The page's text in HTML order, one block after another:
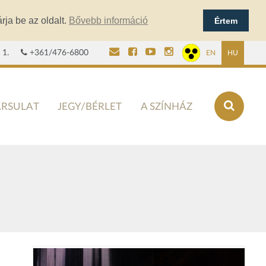
be az oldalt. Bővebb információ Értem
1. +361/476-6800 EN HU
JEGY/BÉRLET A SZÍNHÁZ